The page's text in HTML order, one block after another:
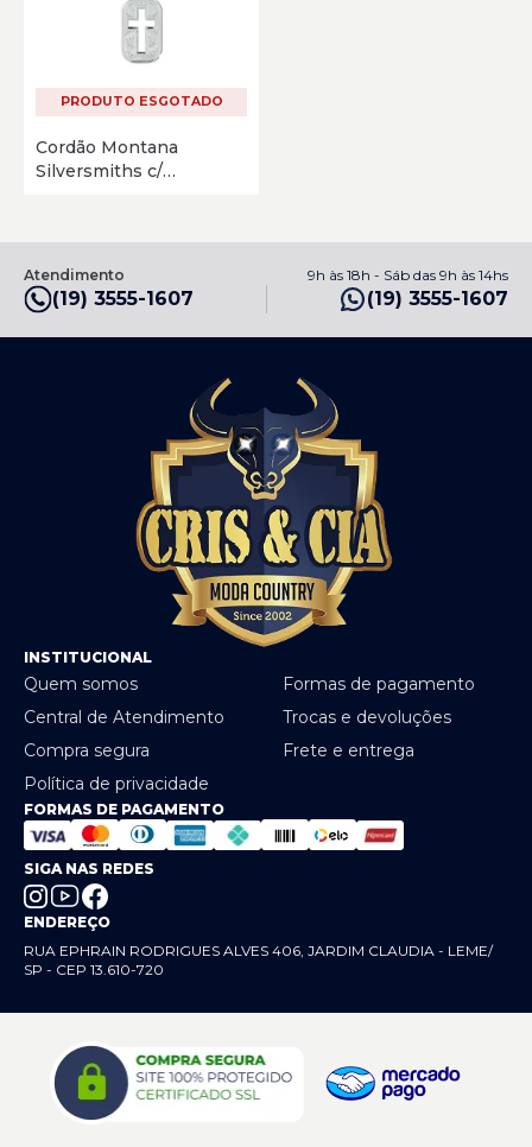
PRODUTO ESGOTADO
Cordão Montana
Silversmiths c/
Atendimento 9h às 18h - Sáb das 9h às 14hs
(19) 3555-1607 (19) 3555-1607
INSTITUCIONAL
Quem somos
Formas de pagamento
Central de Atendimento
Trocas e devoluções
Compra segura
Frete e entrega
Política de privacidade
FORMAS DE PAGAMENTO
SIGA NAS REDES
ENDEREÇO
RUA EPHRAIN RODRIGUES ALVES 406, JARDIM CLAUDIA - LEME/
SP - CEP 13.610-720